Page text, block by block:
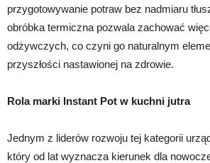
przygotowywanie potraw bez nadmiaru
obróbka termiczna pozwala zachować
odżywczych, co czyni go naturalnym
przyszłości nastawionej na zdrowie.
Rola marki Instant Pot w kuchni jutra
Jednym z liderów rozwoju tej kategorii
który od lat wyznacza kierunek dla